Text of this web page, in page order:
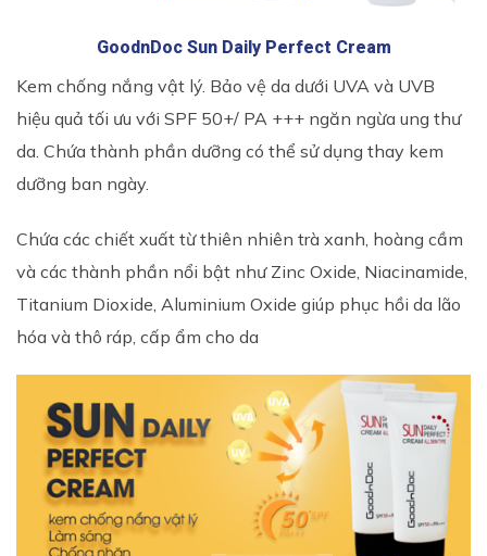
GoodnDoc Sun Daily Perfect Cream
Kem chống nắng vật lý. Bảo vệ da dưới UVA và UVB
hiệu quả tối ưu với SPF 50+/ PA +++ ngăn ngừa ung thư
da. Chứa thành phần dưỡng có thể sử dụng thay kem
dưỡng ban ngày.
Chứa các chiết xuất từ thiên nhiên trà xanh, hoàng cầm
và các thành phần nổi bật như Zinc Oxide, Niacinamide,
Titanium Dioxide, Aluminium Oxide giúp phục hồi da lão
hóa và thô ráp, cấp ẩm cho da